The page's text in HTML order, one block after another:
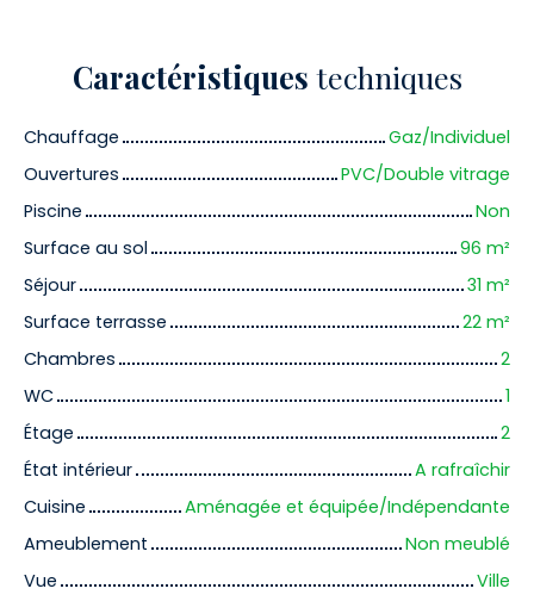
Caractéristiques techniques
Chauffage
Gaz/Individuel
Ouvertures
PVC/Double vitrage
Piscine
Non
Surface au sol
96 m²
Séjour
31 m²
Surface terrasse
22 m²
Chambres
2
WC
1
Étage
2
État intérieur
A rafraîchir
Cuisine
Aménagée et équipée/Indépendante
Ameublement
Non meublé
Vue
Ville